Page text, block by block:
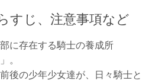
すじ、注意事項など
に存在する騎士の養成所
。
後の少年少女達が、日々騎士と